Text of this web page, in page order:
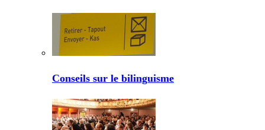
Conseils sur le bilinguisme